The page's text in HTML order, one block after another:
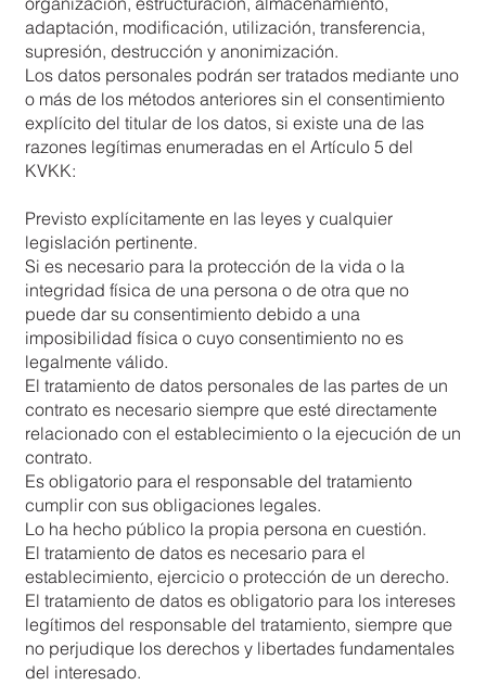
adaptación, modificación, utilización, transferencia,
supresión, destrucción y anonimización.
Los datos personales podrán ser tratados mediante uno
o más de los métodos anteriores sin el consentimiento
explícito del titular de los datos, si existe una de las
razones legítimas enumeradas en el Artículo 5 del
KVKK:
Previsto explícitamente en las leyes y cualquier
legislación pertinente.
Si es necesario para la protección de la vida o la
integridad física de una persona o de otra que no
puede dar su consentimiento debido a una
imposibilidad física o cuyo consentimiento no es
legalmente válido.
El tratamiento de datos personales de las partes de un
contrato es necesario siempre que esté directamente
relacionado con el establecimiento o la ejecución de un
contrato.
Es obligatorio para el responsable del tratamiento
cumplir con sus obligaciones legales.
Lo ha hecho público la propia persona en cuestión.
El tratamiento de datos es necesario para el
establecimiento, ejercicio o protección de un derecho.
El tratamiento de datos es obligatorio para los intereses
legítimos del responsable del tratamiento, siempre que
no perjudique los derechos y libertades fundamentales
del interesado.